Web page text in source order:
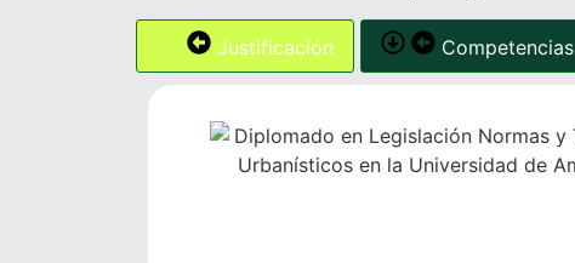
Justificación Competencias